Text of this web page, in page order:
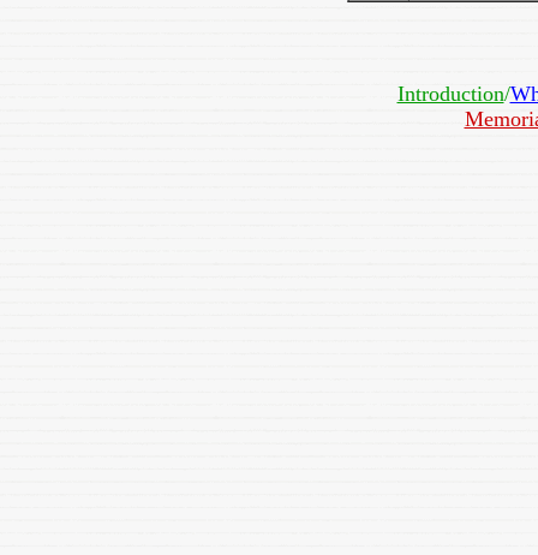
Introduction/